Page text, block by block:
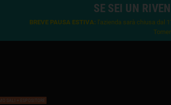
SE SEI UN
BREVE PAUSA ESTIVA: l'azienda sarà chiusa dal
SALI + ESPOSITORE